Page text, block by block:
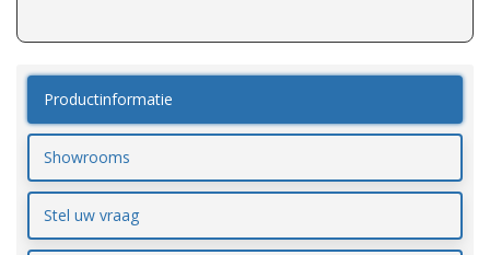
Productinformatie
Showrooms
Stel uw vraag